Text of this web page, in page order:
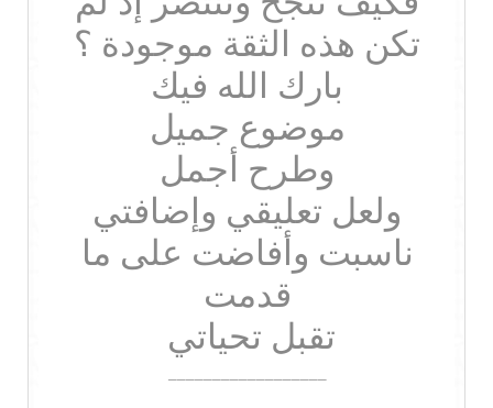
تكن هذه الثقة موجودة ؟
بارك الله فيك
موضوع جميل
وطرح أجمل
ولعل تعليقي وإضافتي
ناسبت وأفاضت على ما
قدمت
تقبل تحياتي ‍‍
__________________